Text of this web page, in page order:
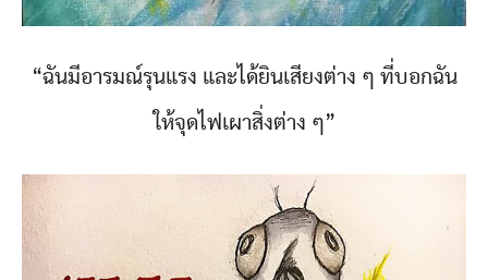
“ฉันมีอารมณ์รุนแรง และได้ยินเสียงต่าง ๆ ที่บอกฉัน
ให้จุดไฟเผาสิ่งต่าง ๆ”